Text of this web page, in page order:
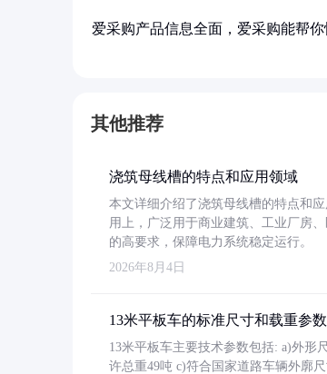
爱采购产品信息全面，爱采购能帮
其他推荐
浇筑母线槽的特点和应用领域
本文详细介绍了浇筑母线槽的特点和
用上，广泛用于商业建筑、工业厂房
的高要求，保障电力系统稳定运行。
2026年8月4日
13米平板车的标准尺寸和载重参数
13米平板车主要技术参数包括: a)外形
许总重49吨 c)符合国家道路车辆外廓